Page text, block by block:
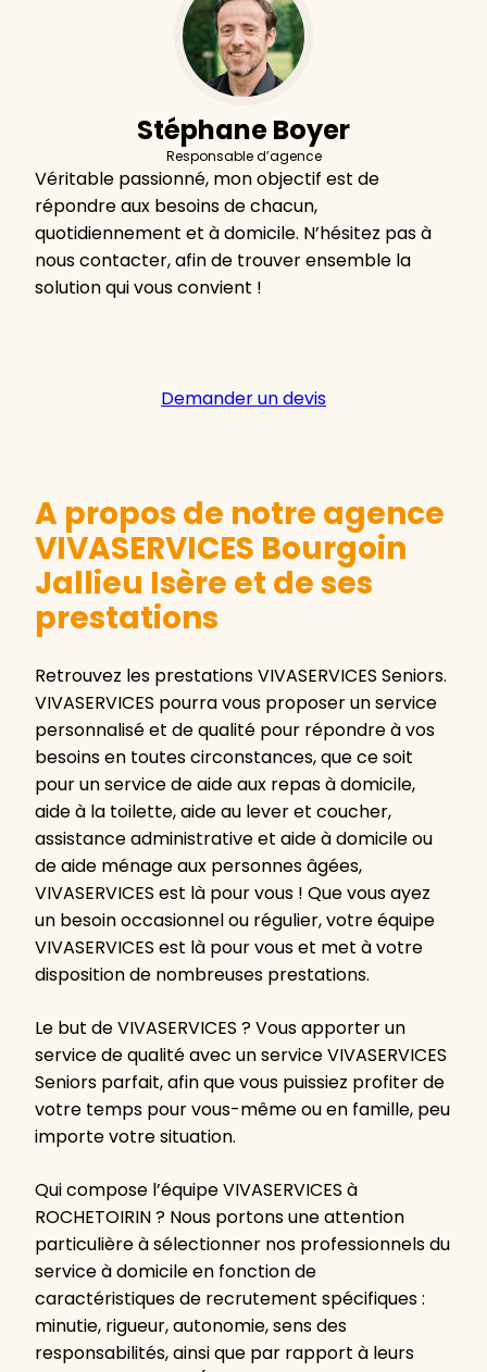
Stéphane Boyer
Responsable d’agence
Véritable passionné, mon objectif est de
répondre aux besoins de chacun,
quotidiennement et à domicile. N’hésitez pas à
nous contacter, afin de trouver ensemble la
solution qui vous convient !
Demander un devis
A propos de notre agence
VIVASERVICES Bourgoin
Jallieu Isère et de ses
prestations
Retrouvez les prestations VIVASERVICES Seniors.
VIVASERVICES pourra vous proposer un service
personnalisé et de qualité pour répondre à vos
besoins en toutes circonstances, que ce soit
pour un service de aide aux repas à domicile,
aide à la toilette, aide au lever et coucher,
assistance administrative et aide à domicile ou
de aide ménage aux personnes âgées,
VIVASERVICES est là pour vous ! Que vous ayez
un besoin occasionnel ou régulier, votre équipe
VIVASERVICES est là pour vous et met à votre
disposition de nombreuses prestations.
Le but de VIVASERVICES ? Vous apporter un
service de qualité avec un service VIVASERVICES
Seniors parfait, afin que vous puissiez profiter de
votre temps pour vous-même ou en famille, peu
importe votre situation.
Qui compose l’équipe VIVASERVICES à
ROCHETOIRIN ? Nous portons une attention
particulière à sélectionner nos professionnels du
service à domicile en fonction de
caractéristiques de recrutement spécifiques :
minutie, rigueur, autonomie, sens des
responsabilités, ainsi que par rapport à leurs